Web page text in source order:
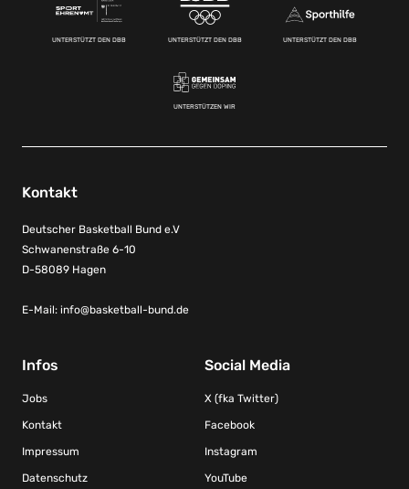
UNTERSTÜTZT DEN DBB UNTERSTÜTZT DEN DBB UNTERSTÜTZT DEN DBB
UNTERSTÜTZEN WIR
Kontakt
Deutscher Basketball Bund e.V
Schwanenstraße 6-10
D-58089 Hagen
E-Mail: info@basketball-bund.de
Infos
Jobs
Kontakt
Impressum
Datenschutz
Social Media
X (fka Twitter)
Facebook
Instagram
YouTube